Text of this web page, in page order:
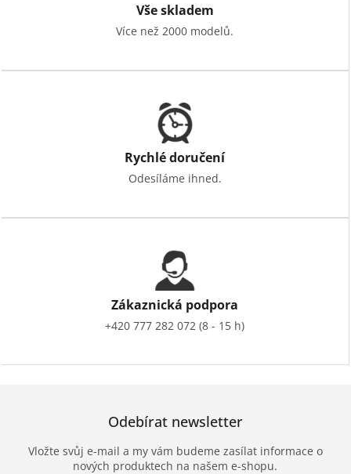
Vše skladem
Více než 2000 modelů.
Rychlé doručení
Odesíláme ihned.
Zákaznická podpora
+420 777 282 072 (8 - 15 h)
Odebírat newsletter
Vložte svůj e-mail a my vám budeme zasílat informace o
nových produktech na našem e-shopu.